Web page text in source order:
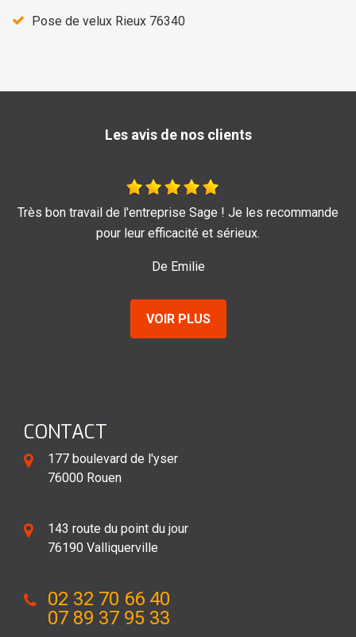
Pose de velux Rieux 76340
Les avis de nos clients
! Je les recommande
Je recommande au
VOIR PLUS
CONTACT
177 boulevard de l'yser
76000 Rouen
143 route du point du jour
76190 Valliquerville
02 32 70 66 40
07 89 37 95 33